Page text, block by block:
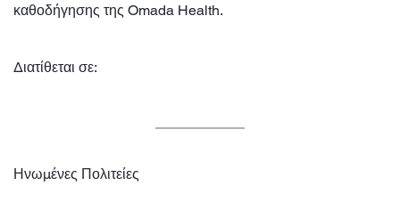
καθοδήγησης της Omada Health.
Διατίθεται σε:
Ηνωμένες Πολιτείες